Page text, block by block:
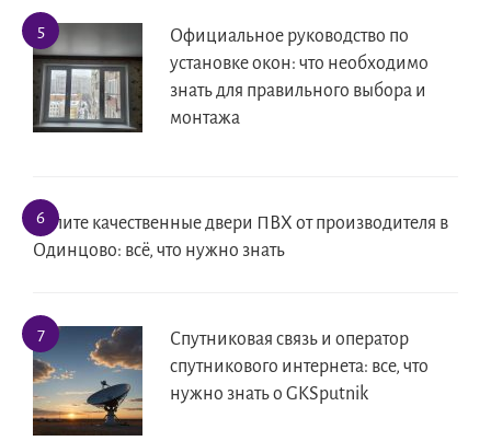
Официальное руководство по
установке окон: что необходимо
знать для правильного выбора и
монтажа
Купите качественные двери ПВХ от производителя в
Одинцово: всё, что нужно знать
Спутниковая связь и оператор
спутникового интернета: все, что
нужно знать о GKSputnik